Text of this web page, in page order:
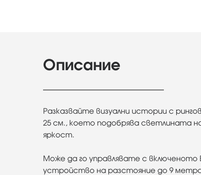
Описание
Разказвайте визуални истории с
25 см., което подобрява светлината
яркост.
Може да го управлявате с
устройство на разстояние до 9